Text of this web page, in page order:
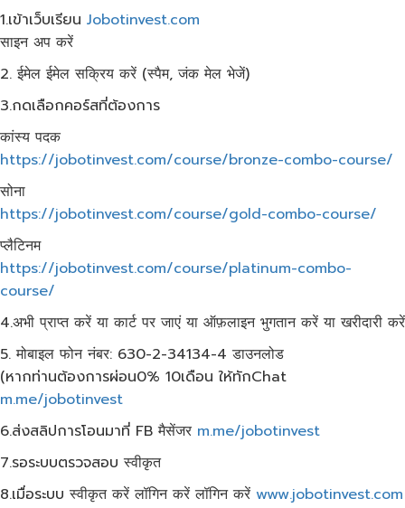
1.เข้าเว็บ​เรียน Jobotinvest.com
साइन अप करें
2. ईमेल ईमेल सक्रिय करें (स्पैम, जंक मेल भेजें)
3.กดเลือกคอร์สที่ต้องการ
कांस्य पदक
https://jobotinvest.com/course/bronze-combo-course/
सोना
https://jobotinvest.com/course/gold-combo-course/
प्लैटिनम
https://jobotinvest.com/course/platinum-combo-
course/
4.अभी प्राप्त करें या कार्ट पर जाएं या ऑफ़लाइन भुगतान करें या खरीदारी करें
5. मोबाइल फोन नंबर: 630-2-34134-4 डाउनलोड
(หากท่านต้องการผ่อน0% 10เดือน​ ให้ทักChat
m.me/jobotinvest
6.ส่งสลิปการโอนมาที่ FB मैसेंजर m.me/jobotinvest
7.รอระบบตรวจสอบ स्वीकृत
8.เมื่อระบบ स्वीकृत करें लॉगिन करें लॉगिन करें www.jobotinvest.com